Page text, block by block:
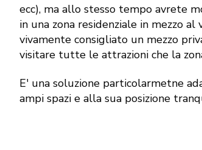
ecc), ma allo stesso tempo avrete
in una zona residenziale in mezzo
vivamente consigliato un mezzo
visitare tutte le attrazioni che la
E' una soluzione particolarmetne
ampi spazi e alla sua posizione